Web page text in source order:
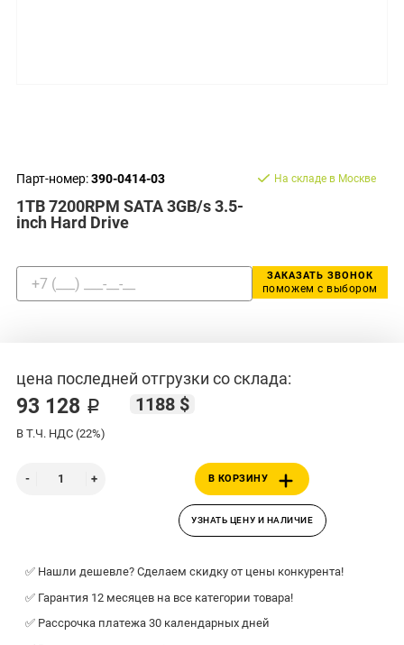
Парт-номер:390-0414-03
1TB 7200RPM SATA 3GB/s 3.5-
inch Hard Drive
На складе в Москве
ЗАКАЗАТЬ ЗВОНОК
поможем с выбором
цена последней отгрузки со склада:
93 128 ₽ 1188 $
В Т.Ч. НДС (22%)
В КОРЗИНУ
УЗНАТЬ ЦЕНУ И НАЛИЧИЕ
✅ Нашли дешевле? Сделаем скидку от цены конкурента!
✅ Гарантия 12 месяцев на все категории товара!
✅ Рассрочка платежа 30 календарных дней